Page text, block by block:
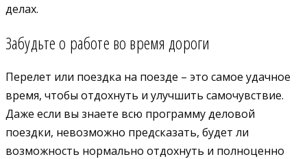
делах.
Забудьте о работе во время дороги
Перелет или поездка на поезде – это самое удачное
время, чтобы отдохнуть и улучшить самочувствие.
Даже если вы знаете всю программу деловой
поездки, невозможно предсказать, будет ли
возможность нормально отдохнуть и полноценно